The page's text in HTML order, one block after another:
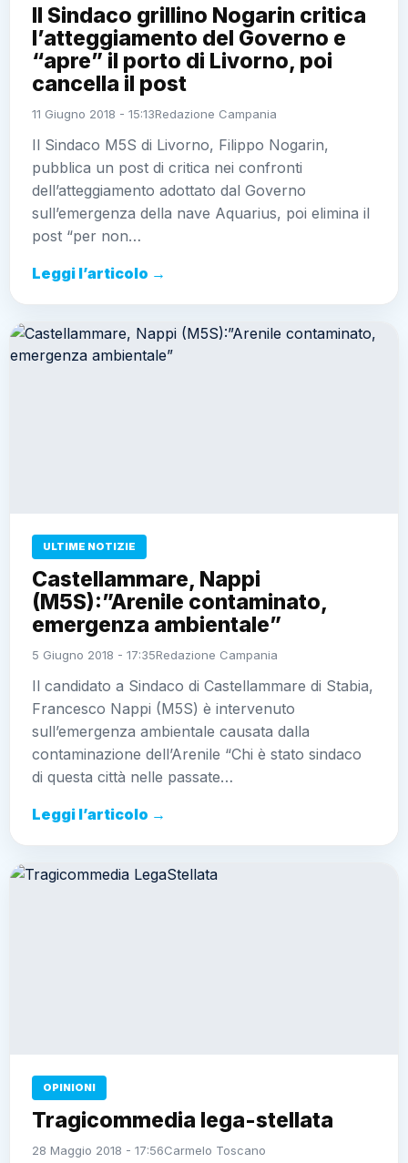
Il Sindaco grillino Nogarin critica
l’atteggiamento del Governo e
“apre” il porto di Livorno, poi
cancella il post
11 Giugno 2018 - 15:13Redazione Campania
Il Sindaco M5S di Livorno, Filippo Nogarin,
pubblica un post di critica nei confronti
dell’atteggiamento adottato dal Governo
sull’emergenza della nave Aquarius, poi elimina il
post “per non…
Leggi l’articolo →
ULTIME NOTIZIE
Castellammare, Nappi
(M5S):”Arenile contaminato,
emergenza ambientale”
5 Giugno 2018 - 17:35Redazione Campania
Il candidato a Sindaco di Castellammare di Stabia,
Francesco Nappi (M5S) è intervenuto
sull’emergenza ambientale causata dalla
contaminazione dell’Arenile “Chi è stato sindaco
di questa città nelle passate…
Leggi l’articolo →
OPINIONI
Tragicommedia lega-stellata
28 Maggio 2018 - 17:56Carmelo Toscano